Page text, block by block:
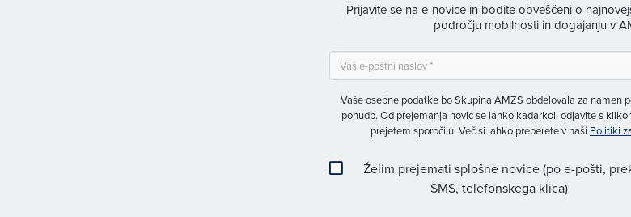
Prijavite se na e-novice in bodite obveščeni o
področju mobilnosti in dogajanju v
Vaše osebne podatke bo Skupina AMZS obdelovala za namen
ponudb. Od prejemanja novic se lahko kadarkoli odjavite s
prejetem sporočilu. Več si lahko preberete v naši Politiki
Želim prejemati splošne novice (po e-pošti,
SMS, telefonskega klica)